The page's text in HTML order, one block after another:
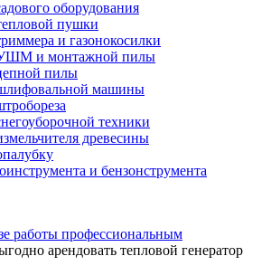
оборудования
пушки
и газонокосилки
и монтажной пилы
пилы
машины
техники
древесины
и бензонструмента
работы профессиональным
арендовать тепловой генератор